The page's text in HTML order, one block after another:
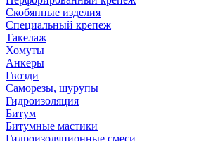
Скобянные изделия
Специальный крепеж
Такелаж
Хомуты
Анкеры
Гвозди
Саморезы, шурупы
Гидроизоляция
Битум
Битумные мастики
Гидроизоляционные смеси